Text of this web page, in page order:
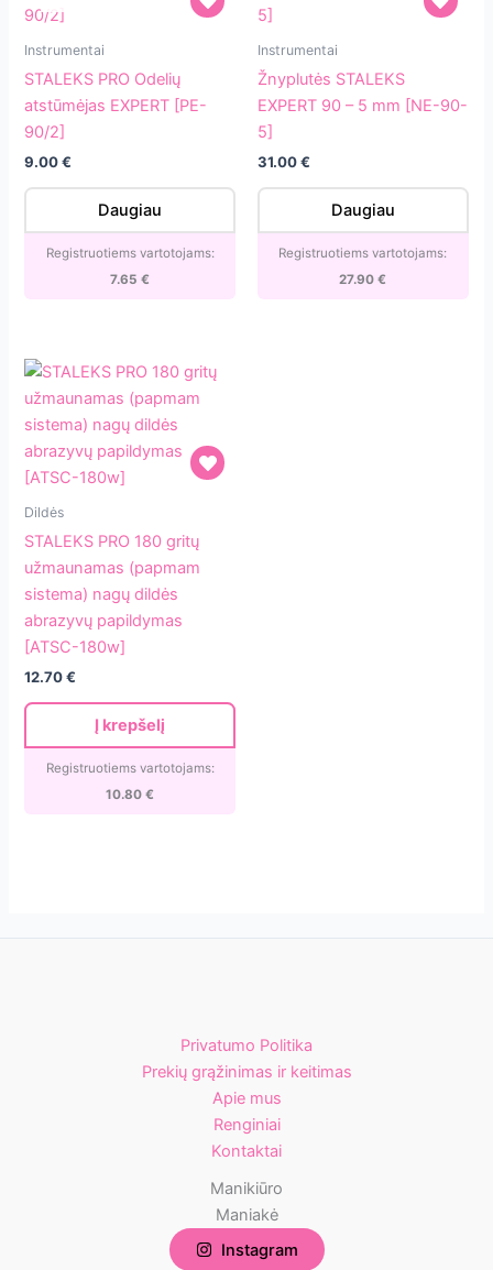
STALEKS
atstūmėjas
EXPERT
[PE-
Instrumentai
STALEKS PRO Odelių
atstūmėjas EXPERT [PE-
90/2]
9.00€
Daugiau
Registruotiems vartotojams:
7.65€
Žnyplutės
STALEKS
EXPERT
90
5
90-
Instrumentai
Žnyplutės STALEKS
EXPERT 90 – 5 mm [NE-90-
5]
31.00€
Daugiau
Registruotiems vartotojams:
27.90€
STALEKS
užmaunamas
(papmam
sistema)
nagų
dildės
papildymas
Dildės
STALEKS PRO 180 gritų
užmaunamas (papmam
sistema) nagų dildės
abrazyvų papildymas
[ATSC-180w]
12.70€
Į krepšelį
Registruotiems vartotojams:
10.80€
Privatumo Politika
Prekių grąžinimas ir keitimas
Apie mus
Renginiai
Kontaktai
Manikiūro
Maniakė
Instagram